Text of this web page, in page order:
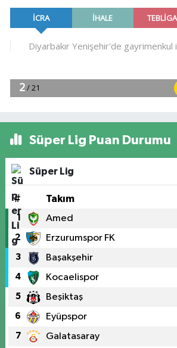
Süper Lig Puan Durumu
Süper Lig
# Takım
1 Amed
2 Erzurumspor FK
3 Başakşehir
4 Kocaelispor
5 Beşiktaş
6 Eyüpspor
7 Galatasaray